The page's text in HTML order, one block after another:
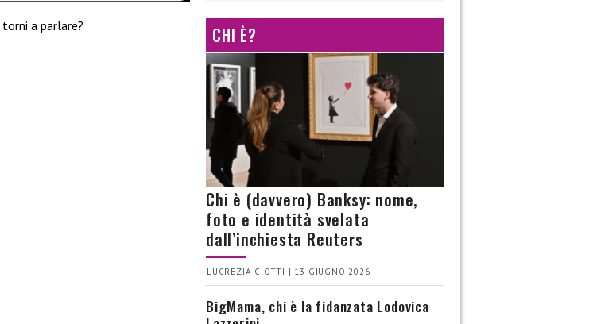
torni a parlare? CHI È?
Chi è (davvero) Banksy: nome,
foto e identità svelata
dall’inchiesta Reuters
LUCREZIA CIOTTI | 13 GIUGNO 2026
BigMama, chi è la fidanzata Lodovica